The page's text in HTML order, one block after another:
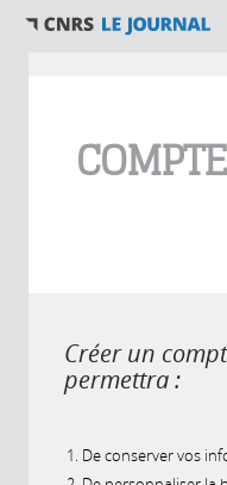
Créer un
permettra :
De conserver vos